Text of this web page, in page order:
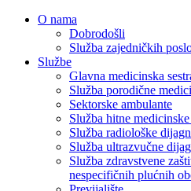
O nama
Dobrodošli
Služba zajedničkih
Službe
Glavna medicinska
Služba porodične
Sektorske ambulante
Služba hitne
Služba radiološke
Služba ultrazvučne
Služba zdravstvene
nespecifičnih plućnih